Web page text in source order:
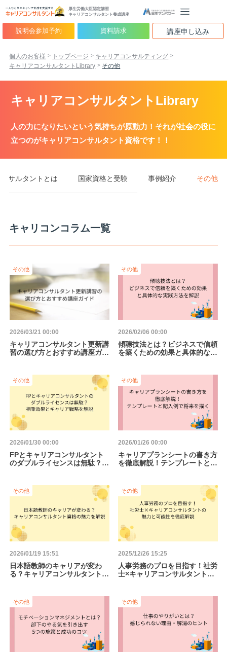
厚生労働大臣認定講習
キャリアコンサルタント養成講座
説明会参加予約 資料請求 講座申し込み
個人のお客様 トップページ
キャリアコンサルティング
キャリアコンサルタントLibrary
その他
キャリアコンサルタントLibrary
人の力になりたいという気持ちが原動力！それが社会の役に
立つのがキャリアコンサルタント資格です！！
サルタントとは 国家資格と受験 事例紹介 その他
キャリコンコラム一覧
その他
2026/03/21 00:00
キャリアコンサルタント更新講
習の選び方とおすすめ講座ガイ
その他
2026/02/06 00:00
傾聴技法とは？ビジネスで信頼
を築くための効果と具体的な実
その他
2026/01/30 00:00
FPとキャリアコンサルタント
のダブルライセンスは無駄？相
その他
2026/01/26 00:00
キャリアプランシートの書き方
を徹底解説！テンプレートと記
その他
2026/01/19 15:51
日本語教師のキャリアが変わ
る？キャリアコンサルタント資
その他
2025/12/26 15:25
人事労務のプロを目指す！社労
士×キャリアコンサルタントの
その他 その他